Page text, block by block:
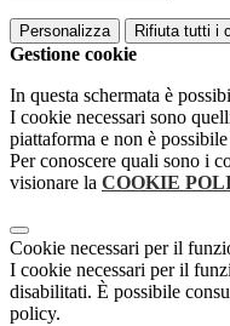
Personalizza Rifiuta tutti i
Gestione cookie
In questa schermata è
I cookie necessari sono
piattaforma e non è
Per conoscere quali sono i
visionare la COOKIE
Cookie necessari per il
I cookie necessari per il
disabilitati. È possibile
policy.